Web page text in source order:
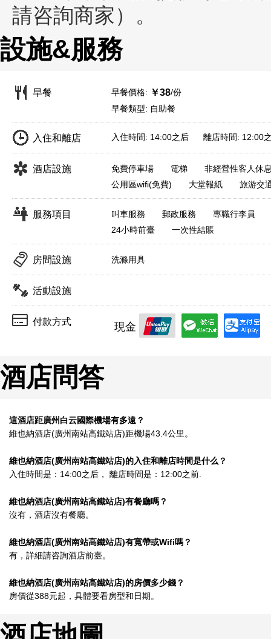
請咨詢商家）。
設施&服務
早餐 早餐價格: ￥38/份
早餐類型: 自助餐
入住和離店 入住時間: 14:00之后 離店時間: 12:00
酒店設施 免費停車場 電梯
非經營性客人休
公用區wifi(免費)
大堂報紙 旅游交
服務項目 叫車服務 郵政服務
專職行李員
24小時前臺
一次性結賬
房間設施 洗滌用具
活動設施
付款方式 現金
酒店問答
這酒店距廣州白云國際機場有多遠？
維也納酒店(廣州南站高鐵站店)距機場43.4公里。
維也納酒店(廣州南站高鐵站店)的入住和離店時間是什么？
入住時間是：14:00之后， 離店時間是：12:00之前.
維也納酒店(廣州南站高鐵站店)有餐廳嗎？
沒有，酒店沒有餐廳。
維也納酒店(廣州南站高鐵站店)有寬帶或Wifi嗎？
有，詳細請咨詢酒店前臺。
維也納酒店(廣州南站高鐵站店)的房價多少錢？
房價從388元起，具體要看房型和日期。